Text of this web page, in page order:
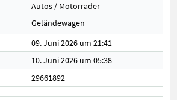
Autos / Motorräder
Geländewagen
09. Juni 2026 um 21:41
10. Juni 2026 um 05:38
29661892